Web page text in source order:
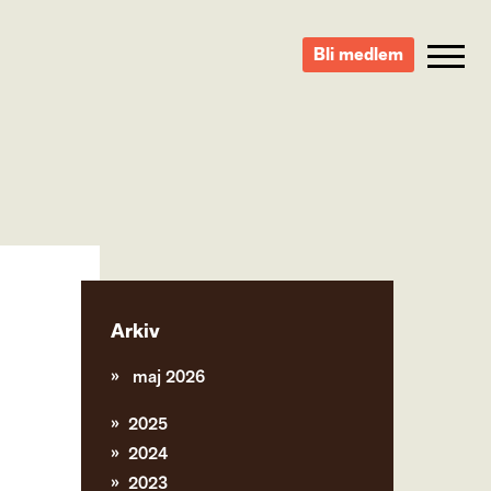
Bli medlem
Arkiv
maj 2026
2025
2024
2023